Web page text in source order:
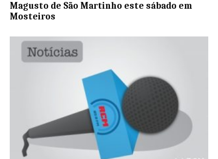
Magusto de São Martinho este sábado em
Mosteiros